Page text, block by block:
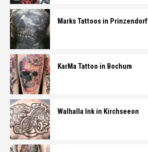
Marks Tattoos in Prinzendorf
KarMa Tattoo in Bochum
Walhalla Ink in Kirchseeon